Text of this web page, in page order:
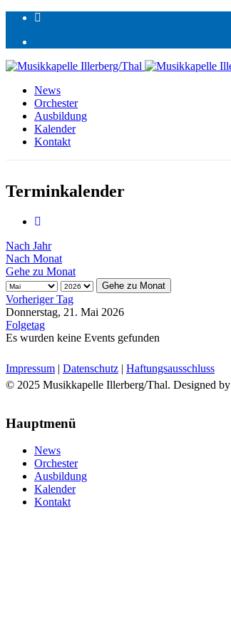
News
Orchester
Ausbildung
Kalender
Kontakt
Terminkalender
Nach Jahr
Nach Monat
Gehe zu Monat
Gehe zu Monat
Vorheriger Tag
Donnerstag, 21. Mai 2026
Folgetag
Es wurden keine Events gefunden
Impressum | Datenschutz | Haftungsausschluss
© 2025 Musikkapelle Illerberg/Thal. Designed by
Hauptmenü
News
Orchester
Ausbildung
Kalender
Kontakt